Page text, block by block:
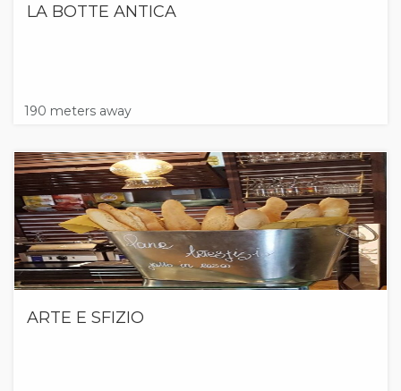
LA BOTTE ANTICA
190 meters away
ARTE E SFIZIO